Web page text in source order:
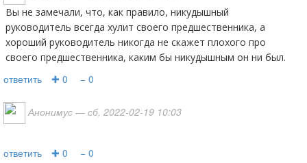
Вы не замечали, что, как правило, никудышный
руководитель всегда хулит своего предшественника, а
хороший руководитель никогда не скажет плохого про
своего предшественника, каким бы никудышным он ни был.
ответить ✚ 0 − 0
Анонимус — сб, 2022-02-19 10:03
ответить ✚ 0 − 0